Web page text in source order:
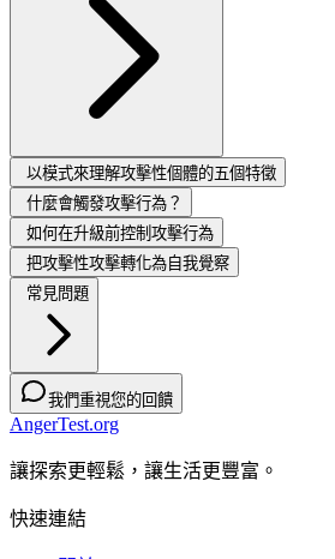
以模式來理解攻擊性個體的五個特徵
什麼會觸發攻擊行為？
如何在升級前控制攻擊行為
把攻擊性攻擊轉化為自我覺察
常見問題
我們重視您的回饋
AngerTest.org
讓探索更輕鬆，讓生活更豐富。
快速連結